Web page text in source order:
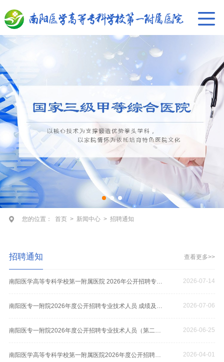
您的位置： 首页 > 新闻中心 > 招聘通知
招聘通知 查看更多>>
南阳医学高等专科学校第一附属医院 2026年公开招聘专业技术人员拟录用人员公示 2026-07-14
南阳医专一附院2026年度公开招聘专业技术人员 成绩及体检公告（第二次） 2026-07-06
南阳医专一附院2026年度公开招聘专业技术人员（第二批次）考试的公告 2026-06-25
南阳医学高等专科学校第一附属医院2026年度公开招聘专业技术人员体检公告（首批医师岗） 2026-04-01